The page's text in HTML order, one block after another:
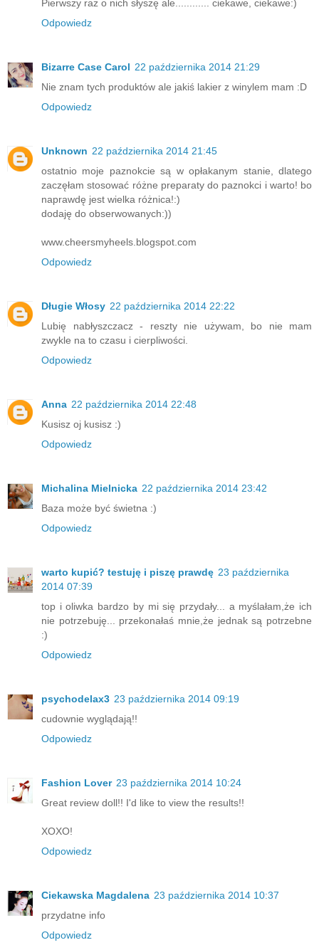
Pierwszy raz o nich słyszę ale............ ciekawe, ciekawe:)
Odpowiedz
Bizarre Case Carol 22 października 2014 21:29
Nie znam tych produktów ale jakiś lakier z winylem mam :D
Odpowiedz
Unknown 22 października 2014 21:45
ostatnio moje paznokcie są w opłakanym stanie, dlatego
zaczęłam stosować różne preparaty do paznokci i warto! bo
naprawdę jest wielka różnica!:)
dodaję do obserwowanych:))
www.cheersmyheels.blogspot.com
Odpowiedz
Długie Włosy 22 października 2014 22:22
Lubię nabłyszczacz - reszty nie używam, bo nie mam
zwykle na to czasu i cierpliwości.
Odpowiedz
Anna 22 października 2014 22:48
Kusisz oj kusisz :)
Odpowiedz
Michalina Mielnicka 22 października 2014 23:42
Baza może być świetna :)
Odpowiedz
warto kupić? testuję i piszę prawdę 23 października
2014 07:39
top i oliwka bardzo by mi się przydały... a myślałam,że ich
nie potrzebuję... przekonałaś mnie,że jednak są potrzebne
:)
Odpowiedz
psychodelax3 23 października 2014 09:19
cudownie wyglądają!!
Odpowiedz
Fashion Lover 23 października 2014 10:24
Great review doll!! I'd like to view the results!!
XOXO!
Odpowiedz
Ciekawska Magdalena 23 października 2014 10:37
przydatne info
Odpowiedz